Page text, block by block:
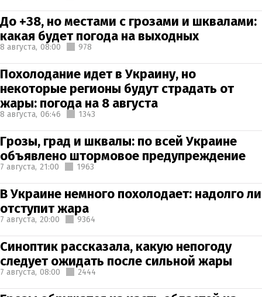
До +38, но местами с грозами и шквалами:
какая будет погода на выходных
8 августа, 08:00 978
Похолодание идет в Украину, но
некоторые регионы будут страдать от
жары: погода на 8 августа
8 августа, 06:46 1343
Грозы, град и шквалы: по всей Украине
объявлено штормовое предупреждение
7 августа, 21:00 1963
В Украине немного похолодает: надолго ли
отступит жара
7 августа, 20:00 9364
Синоптик рассказала, какую непогоду
следует ожидать после сильной жары
7 августа, 08:00 2444